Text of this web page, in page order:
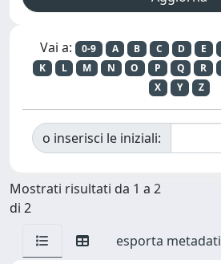
Vai a: 0-9 A B C D E
K
L M N O P Q R
X
Y Z
o inserisci le iniziali:
Mostrati risultati da 1 a 2
di 2
esporta metadati